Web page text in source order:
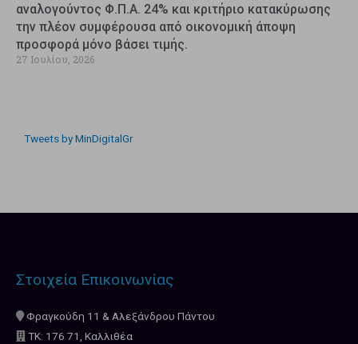
αναλογούντος Φ.Π.Α. 24% και κριτήριο κατακύρωσης
την πλέον συμφέρουσα από οικονομική άποψη
προσφορά μόνο βάσει τιμής.
27 Ιουλίου, 2026
Tweets by MinDigitalGr
Στοιχεία Επικοινωνίας
Φραγκούδη 11 & Αλεξάνδρου Πάντου
ΤΚ: 176 71, Καλλιθέα